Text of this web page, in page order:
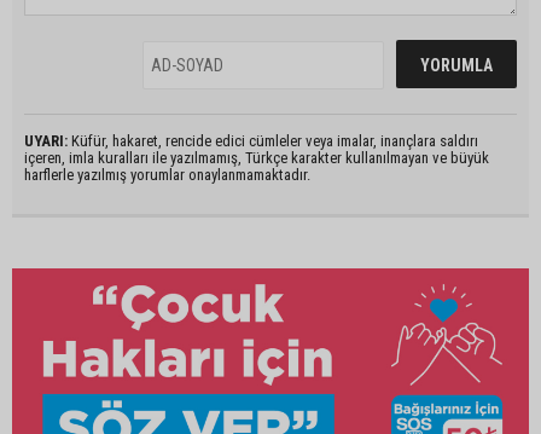
UYARI: Küfür, hakaret, rencide edici cümleler veya imalar, inançlara saldırı
içeren, imla kuralları ile yazılmamış, Türkçe karakter kullanılmayan ve büyük
harflerle yazılmış yorumlar onaylanmamaktadır.